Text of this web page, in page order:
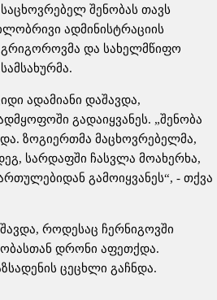
შენობას თავს
ადმინისტრაციის
და სახელმწიფო
ადამიანი დაშავდა,
გადაიყვანეს. „შენობა
ზოგიერთმა მაცხოვრებელმა,
სარდაფში ჩასვლა მოახერხა,
გამოიყვანეს“, - თქვა
როდესაც ჩერნიგოვში
დრონი აფეთქდა.
ცეცხლი გაჩნდა.